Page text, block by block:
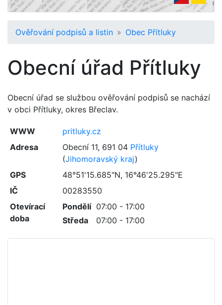
Ověřování podpisů a listin Obec Přítluky
Obecní úřad Přítluky
Obecní úřad se službou ověřování podpisů se nachází
v obci Přítluky, okres Břeclav.
WWW
pritluky.cz
Adresa
Obecní 11, 691 04 Přítluky
(Jihomoravský kraj)
GPS
48°51'15.685"N, 16°46'25.295"E
IČ
00283550
Otevírací
doba
Pondělí 07:00 - 17:00
Středa
07:00 - 17:00